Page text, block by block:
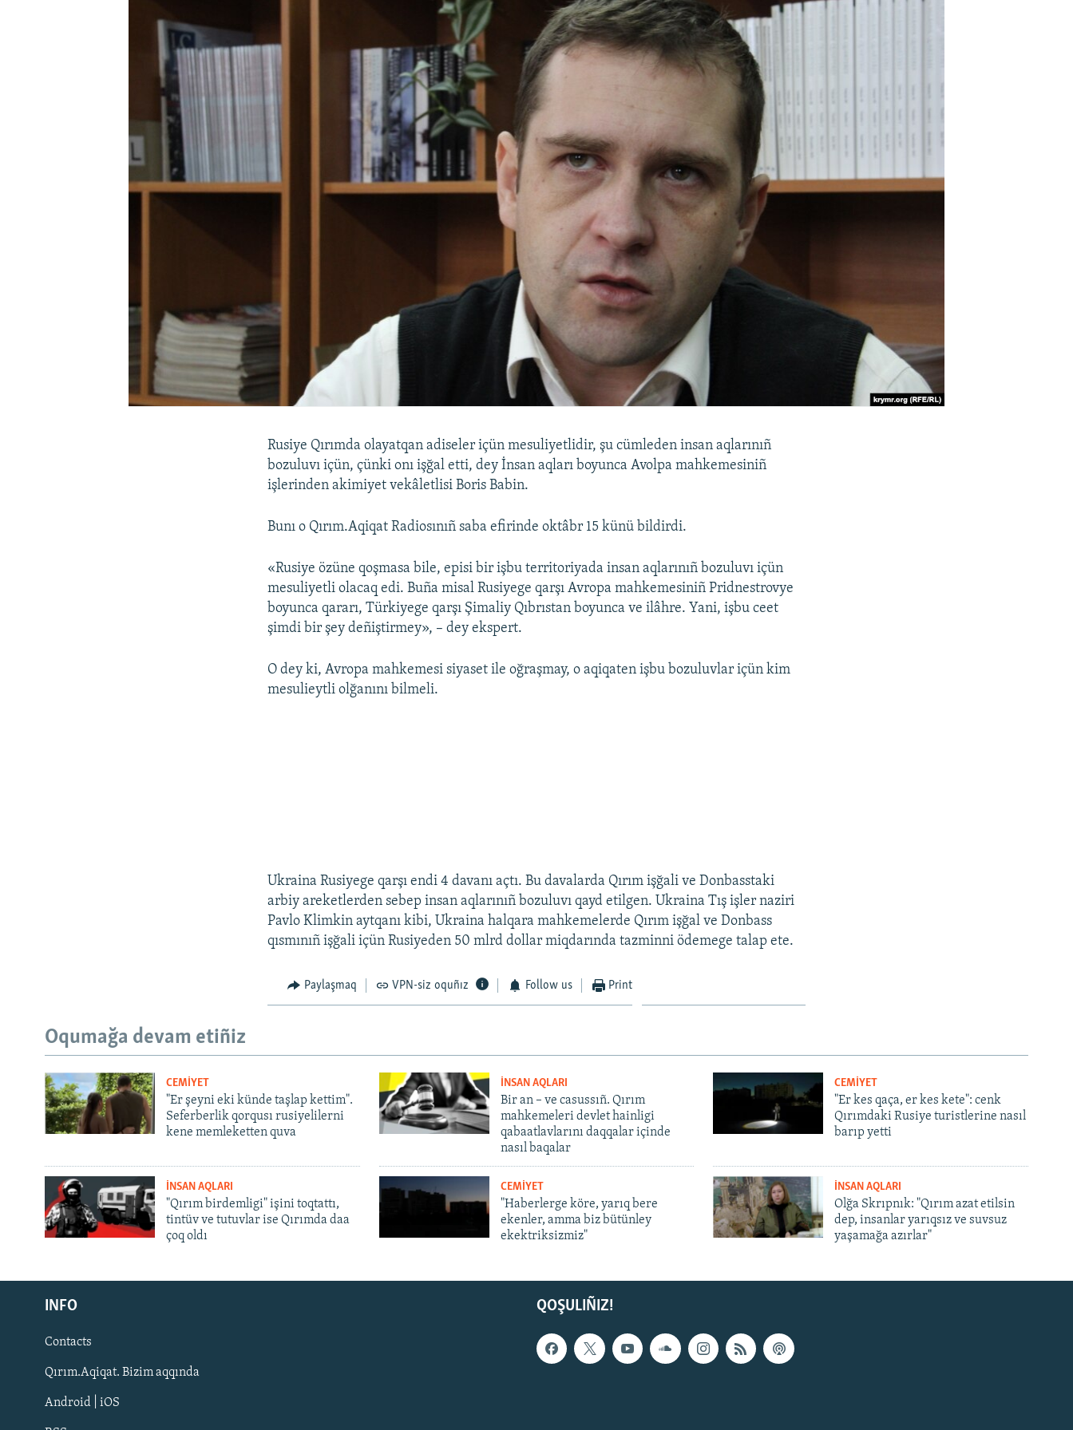
Русский
Українською
QOŞULIÑIZ!
Rusiye Qırımda olayatqan adiseler içün mesuliyetlidir, şu cümleden insan aqlarınıñ
bozuluvı içün, çünki onı işğal etti, dey İnsan aqları boyunca Avolpa mahkemesiniñ
işlerinden akimiyet vekâletlisi Boris Babin.
Bunı o Qırım.Aqiqat Radiosınıñ saba efirinde oktâbr 15 künü bildirdi.
«Rusiye özüne qoşmasa bile, episi bir işbu territoriyada insan aqlarınıñ bozuluvı içün
mesuliyetli olacaq edi. Buña misal Rusiyege qarşı Avropa mahkemesiniñ Pridnestrovye
boyunca qararı, Türkiyege qarşı Şimaliy Qıbrıstan boyunca ve ilâhre. Yani, işbu ceet
şimdi bir şey deñiştirmey», – dey ekspert.
O dey ki, Avropa mahkemesi siyaset ile oğraşmay, o aqiqaten işbu bozuluvlar içün kim
mesulieytli olğanını bilmeli.
Ukraina Rusiyege qarşı endi 4 davanı açtı. Bu davalarda Qırım işğali ve Donbasstaki
arbiy areketlerden sebep insan aqlarınıñ bozuluvı qayd etilgen. Ukraina Tış işler naziri
Pavlo Klimkin aytqanı kibi, Ukraina halqara mahkemelerde Qırım işğal ve Donbass
qısmınıñ işğali içün Rusiyeden 50 mlrd dollar miqdarında tazminni ödemege talap ete.
Paylaşmaq VPN-siz oquñız Follow us Print
Oqumağa devam etiñiz
CEMİYET
"Er şeyni eki künde taşlap kettim".
Seferberlik qorqusı rusiyelilerni
kene memleketten quva
İNSAN AQLARI
Bir an – ve casussıñ. Qırım
mahkemeleri devlet hainligi
qabaatlavlarını daqqalar içinde
nasıl baqalar
CEMİYET
"Er kes qaça, er kes kete": cenk
Qırımdaki Rusiye turistlerine nasıl
barıp yetti
İNSAN AQLARI
"Qırım birdemligi" işini toqtattı,
tintüv ve tutuvlar ise Qırımda daa
çoq oldı
CEMİYET
"Haberlerge köre, yarıq bere
ekenler, amma biz bütünley
ekektriksizmiz"
İNSAN AQLARI
Olğa Skrıpnık: "Qırım azat etilsin
dep, insanlar yarıqsız ve suvsuz
yaşamağa azırlar"
QOŞULIÑIZ!
INFO
Contacts
Qırım.Aqiqat. Bizim aqqında
Android | iOS